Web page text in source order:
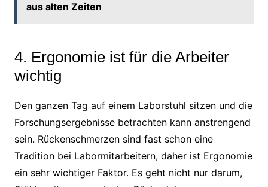
aus alten Zeiten
4. Ergonomie ist für die Arbeiter
wichtig
Den ganzen Tag auf einem Laborstuhl sitzen und die
Forschungsergebnisse betrachten kann anstrengend
sein. Rückenschmerzen sind fast schon eine
Tradition bei Labormitarbeitern, daher ist Ergonomie
ein sehr wichtiger Faktor. Es geht nicht nur darum,